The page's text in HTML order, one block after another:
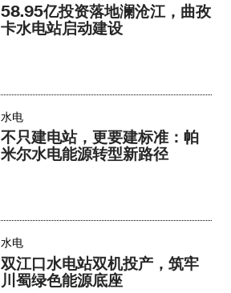
58.95亿投资落地澜沧江，曲孜
卡水电站启动建设
水电
不只建电站，更要建标准：帕
米尔水电能源转型新路径
水电
双江口水电站双机投产，筑牢
川蜀绿色能源底座